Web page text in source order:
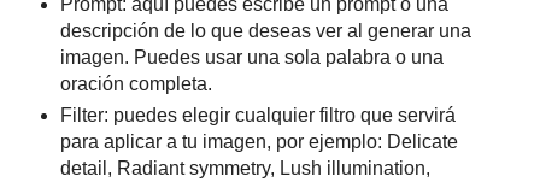
Prompt: aquí puedes escribe un prompt o una
descripción de lo que deseas ver al generar una
imagen. Puedes usar una sola palabra o una
oración completa.
Filter: puedes elegir cualquier filtro que servirá
para aplicar a tu imagen, por ejemplo: Delicate
detail, Radiant symmetry, Lush illumination,